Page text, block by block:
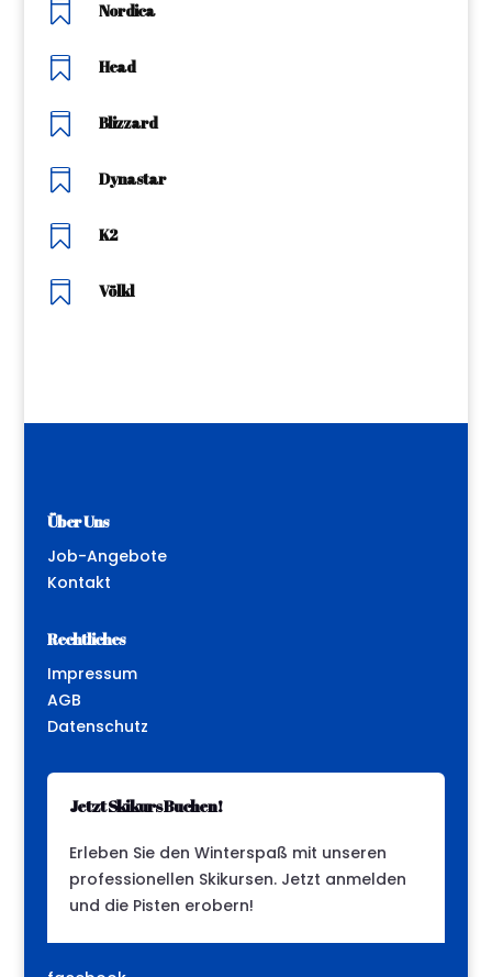
 Nordica
 Head
 Blizzard
 Dynastar
 K2
 Völkl
Über Uns
Job-Angebote
Kontakt
Rechtliches
Impressum
AGB
Datenschutz
Jetzt Skikurs Buchen!
Erleben Sie den Winterspaß mit unseren
professionellen Skikursen. Jetzt anmelden
und die Pisten erobern!